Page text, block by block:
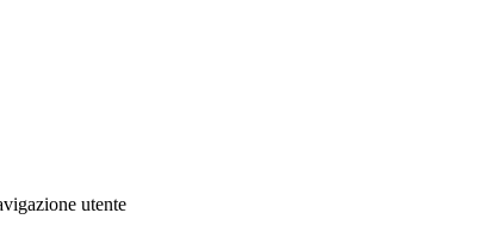
utente